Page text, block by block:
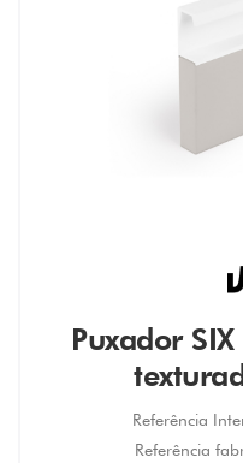
Puxador
Referência
Referência